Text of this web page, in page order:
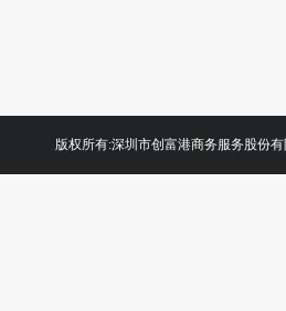
版权所有:深圳市创富港商务服务股